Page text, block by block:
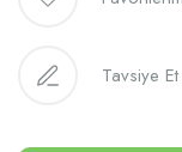
Tavsiye Et